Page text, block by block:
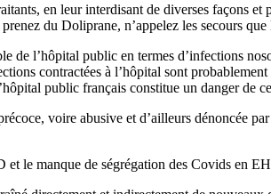
en leur interdisant de diverses façons et
du Doliprane, n’appelez les secours
de l’hôpital public en termes d’infections
contractées à l’hôpital sont
public français constitue un danger de
voire abusive et d’ailleurs dénoncée
le manque de ségrégation des Covids en